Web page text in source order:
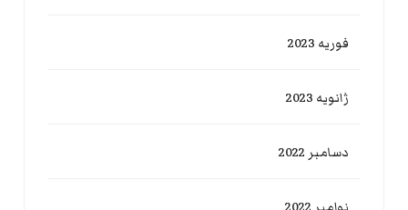
فوریه 2023
ژانویه 2023
دسامبر 2022